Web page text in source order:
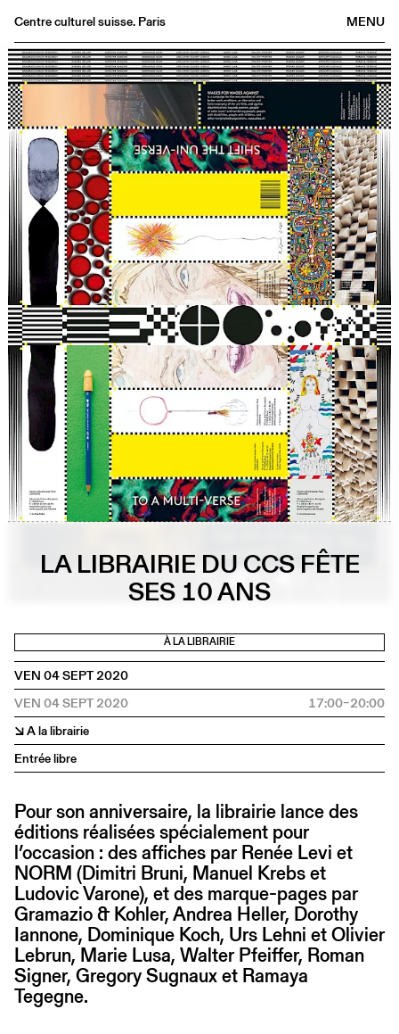
MENU
Centre culturel suisse. Paris
Agenda
Librairie
Buvette
Archives
Médiathèque
Éditions
Informations
FR
EN
LA LIBRAIRIE DU CCS FÊTE
SES 10 ANS
À LA LIBRAIRIE
VEN 04 SEPT 2020
VEN 04 SEPT 2020
17:00–20:00
↘ A la librairie
Entrée libre
Pour son anniversaire, la librairie lance des
éditions réalisées spécialement pour
l’occasion : des affiches par Renée Levi et
NORM (Dimitri Bruni, Manuel Krebs et
Ludovic Varone), et des marque-pages par
Gramazio & Kohler, Andrea Heller, Dorothy
Iannone, Dominique Koch, Urs Lehni et Olivier
Lebrun, Marie Lusa, Walter Pfeiffer, Roman
Signer, Gregory Sugnaux et Ramaya
Tegegne.